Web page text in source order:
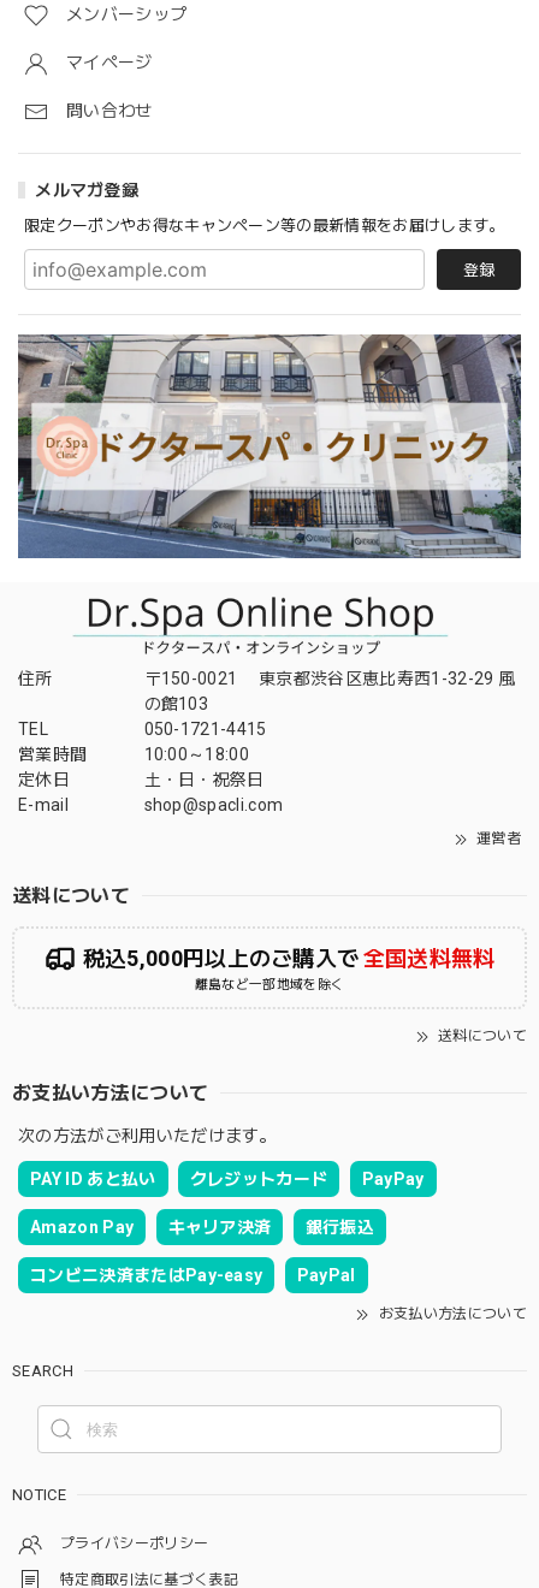
メンバーシップ
マイページ
問い合わせ
メルマガ登録
限定クーポンやお得なキャンペーン等の最新情報をお届けします。
登録
住所
〒150-0021 東京都渋谷区恵比寿西1-32-29 風
の館103
TEL
050-1721-4415
営業時間
10:00～18:00
定休日
土・日・祝祭日
E-mail
shop@spacli.com
運営者
送料について
税込5,000円以上のご購入で全国送料無料
離島など一部地域を除く
送料について
お支払い方法について
次の方法がご利用いただけます。
PAY ID あと払い クレジットカード PayPay
Amazon Pay キャリア決済 銀行振込
コンビニ決済またはPay-easy PayPal
お支払い方法について
SEARCH
NOTICE
プライバシーポリシー
特定商取引法に基づく表記